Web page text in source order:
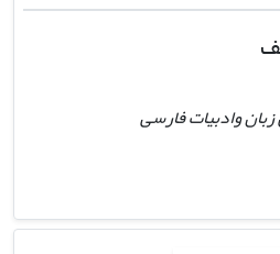
وادبیات فارسی